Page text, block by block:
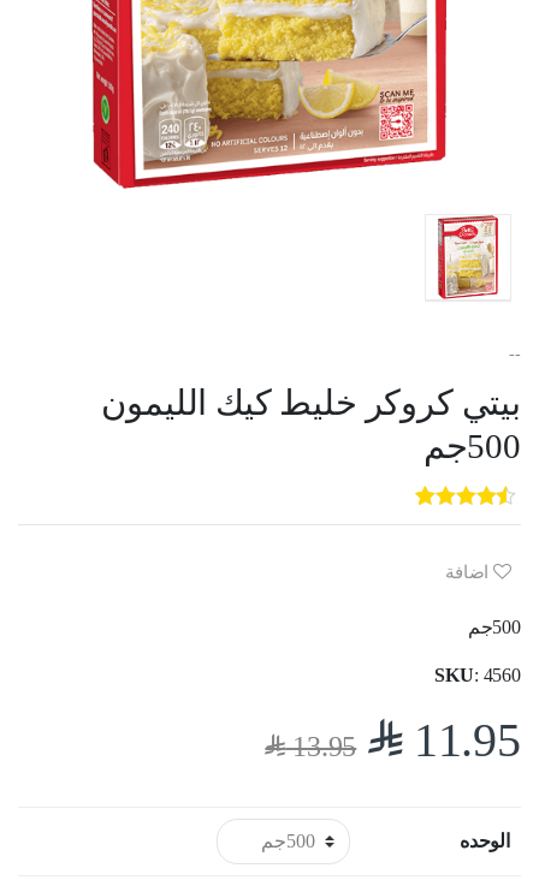
--
بيتي كروكر خليط كيك الليمون
500جم
5
out of
5
3
customer
ratings
اضافة
500جم
SKU: 4560
11.95
$
13.95
$
الوحده